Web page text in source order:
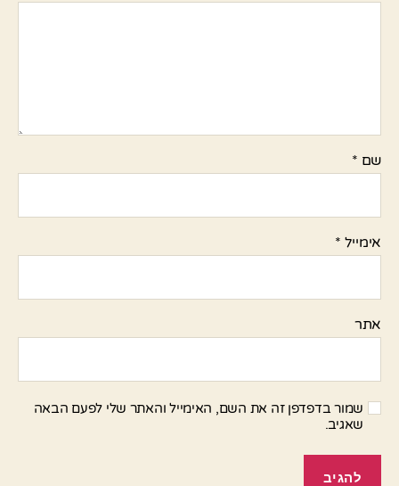
שם *
אימייל *
אתר
שמור בדפדפן זה את השם, האימייל והאתר שלי לפעם הבאה
שאגיב.